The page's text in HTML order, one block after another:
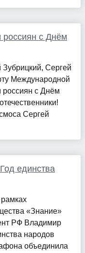
с Днём
Сергей
Международной
россиян с Днём
Сергей
единства
«Знание»
РФ Владимир
народов
объединила